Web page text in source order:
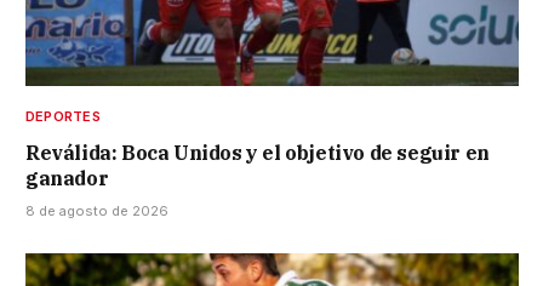
DEPORTES
Reválida: Boca Unidos y el objetivo de seguir en
ganador
8 de agosto de 2026